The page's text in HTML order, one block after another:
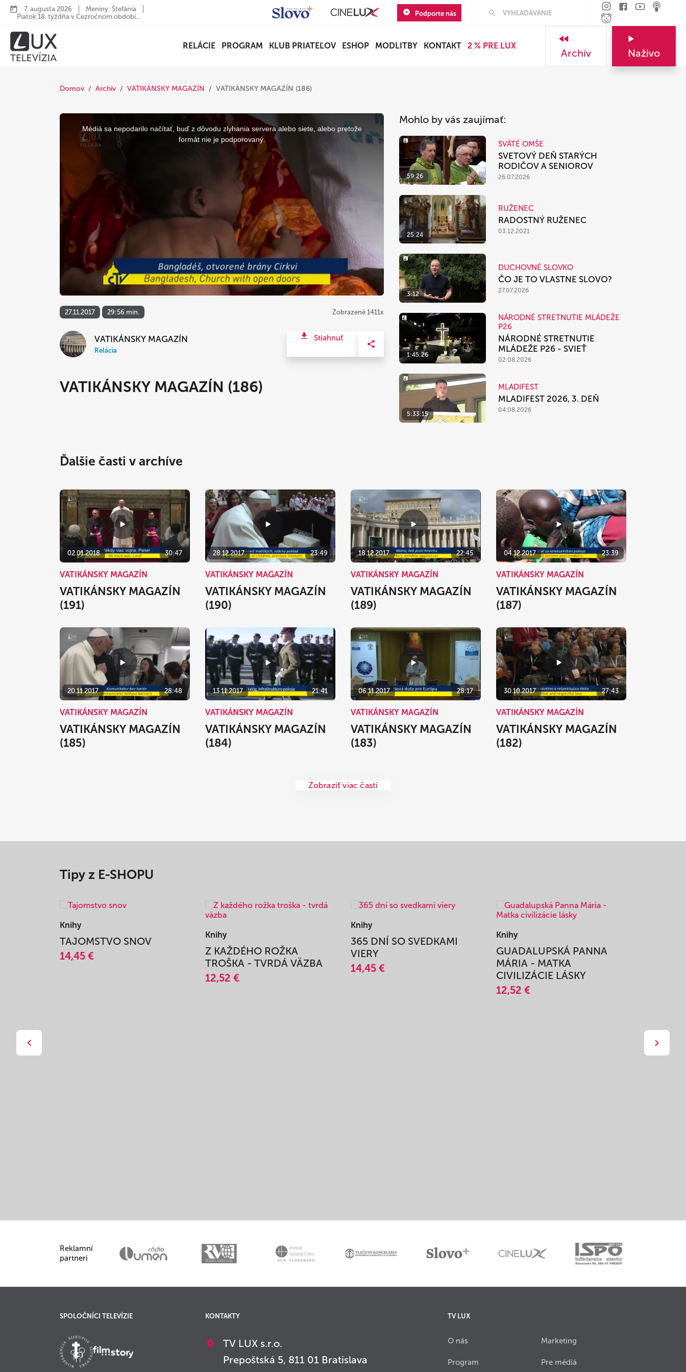
7. augusta 2026
Meniny: Štefánia
Piatok 18. týždňa v Cezročnom období...
Podporte nás
RELÁCIE PROGRAM KLUB PRIATEĽOV ESHOP MODLITBY KONTAKT 2 % PRE LUX
Archív Naživo
Domov Archív VATIKÁNSKY MAGAZÍN VATIKÁNSKY MAGAZÍN (186)
This
Médiá sa nepodarilo načítať, buď z dôvodu zlyhania servera alebo siete, alebo pretože
formát nie je podporovaný.
27.11.2017 29:56 min. Zobrazené 1411x
VATIKÁNSKY MAGAZÍN
Relácia
Stiahnuť
VATIKÁNSKY MAGAZÍN (186)
Mohlo by vás zaujímať:
59:26
SVÄTÉ OMŠE
SVETOVÝ DEŇ STARÝCH
RODIČOV A SENIOROV
26.07.2026
25:24
RUŽENEC
RADOSTNÝ RUŽENEC
03.12.2021
3:12
DUCHOVNÉ SLOVKO
ČO JE TO VLASTNE SLOVO?
27.07.2026
1:45:26
NÁRODNÉ STRETNUTIE MLÁDEŽE
P26
NÁRODNÉ STRETNUTIE
MLÁDEŽE P26 - SVIEŤ
02.08.2026
5:33:15
MLADIFEST
MLADIFEST 2026, 3. DEŇ
04.08.2026
Ďalšie časti v archíve
02.01.2018 30:47
VATIKÁNSKY MAGAZÍN
VATIKÁNSKY MAGAZÍN
(191)
28.12.2017 23:49
VATIKÁNSKY MAGAZÍN
VATIKÁNSKY MAGAZÍN
(190)
18.12.2017 22:45
VATIKÁNSKY MAGAZÍN
VATIKÁNSKY MAGAZÍN
(189)
04.12.2017 23:39
VATIKÁNSKY MAGAZÍN
VATIKÁNSKY MAGAZÍN
(187)
20.11.2017 28:48
VATIKÁNSKY MAGAZÍN
VATIKÁNSKY MAGAZÍN
(185)
13.11.2017 21:41
VATIKÁNSKY MAGAZÍN
VATIKÁNSKY MAGAZÍN
(184)
06.11.2017 28:17
VATIKÁNSKY MAGAZÍN
VATIKÁNSKY MAGAZÍN
(183)
30.10.2017 27:43
VATIKÁNSKY MAGAZÍN
VATIKÁNSKY MAGAZÍN
(182)
Zobraziť viac častí
Tipy z E-SHOPU
Knihy
TAJOMSTVO SNOV
14,45 €
Knihy
Z KAŽDÉHO ROŽKA
TROŠKA - TVRDÁ VÄZBA
12,52 €
Knihy
365 DNÍ SO SVEDKAMI
VIERY
14,45 €
Knihy
GUADALUPSKÁ PANNA
MÁRIA - MATKA
CIVILIZÁCIE LÁSKY
12,52 €
Reklamní
partneri
SPOLOČNÍCI TELEVÍZIE KONTAKTY
TV LUX s.r.o.
Prepoštská 5, 811 01 Bratislava
TV LUX
O nás
Program
Marketing
Pre médiá